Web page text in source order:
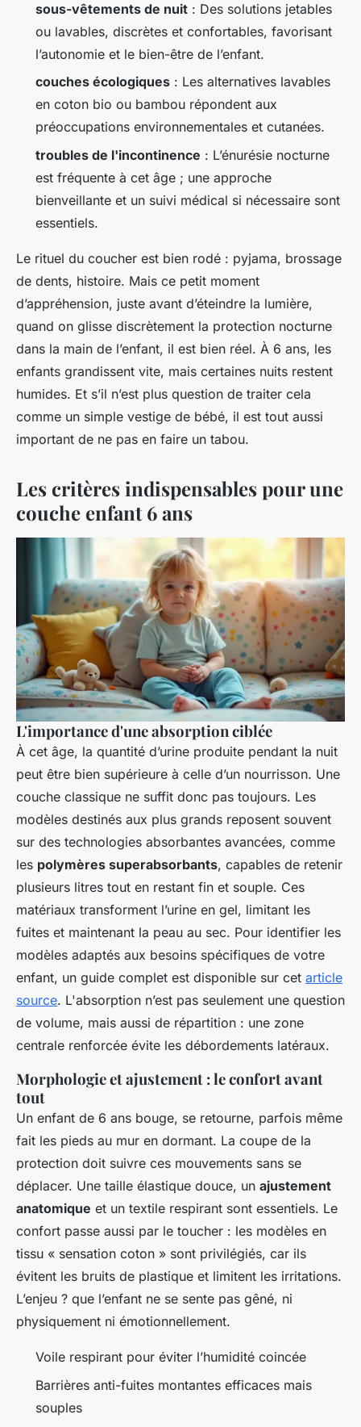
sous-vêtements de nuit : Des solutions jetables
ou lavables, discrètes et confortables, favorisant
l’autonomie et le bien-être de l’enfant.
couches écologiques : Les alternatives lavables
en coton bio ou bambou répondent aux
préoccupations environnementales et cutanées.
troubles de l'incontinence : L’énurésie nocturne
est fréquente à cet âge ; une approche
bienveillante et un suivi médical si nécessaire sont
essentiels.
Le rituel du coucher est bien rodé : pyjama, brossage
de dents, histoire. Mais ce petit moment
d’appréhension, juste avant d’éteindre la lumière,
quand on glisse discrètement la protection nocturne
dans la main de l’enfant, il est bien réel. À 6 ans, les
enfants grandissent vite, mais certaines nuits restent
humides. Et s’il n’est plus question de traiter cela
comme un simple vestige de bébé, il est tout aussi
important de ne pas en faire un tabou.
Les critères indispensables pour une
couche enfant 6 ans
L'importance d'une absorption ciblée
À cet âge, la quantité d’urine produite pendant la nuit
peut être bien supérieure à celle d’un nourrisson. Une
couche classique ne suffit donc pas toujours. Les
modèles destinés aux plus grands reposent souvent
sur des technologies absorbantes avancées, comme
les polymères superabsorbants, capables de retenir
plusieurs litres tout en restant fin et souple. Ces
matériaux transforment l’urine en gel, limitant les
fuites et maintenant la peau au sec. Pour identifier les
modèles adaptés aux besoins spécifiques de votre
enfant, un guide complet est disponible sur cet article
source. L'absorption n’est pas seulement une question
de volume, mais aussi de répartition : une zone
centrale renforcée évite les débordements latéraux.
Morphologie et ajustement : le confort avant
tout
Un enfant de 6 ans bouge, se retourne, parfois même
fait les pieds au mur en dormant. La coupe de la
protection doit suivre ces mouvements sans se
déplacer. Une taille élastique douce, un ajustement
anatomique et un textile respirant sont essentiels. Le
confort passe aussi par le toucher : les modèles en
tissu « sensation coton » sont privilégiés, car ils
évitent les bruits de plastique et limitent les irritations.
L’enjeu ? que l’enfant ne se sente pas gêné, ni
physiquement ni émotionnellement.
Voile respirant pour éviter l’humidité coincée
Barrières anti-fuites montantes efficaces mais
souples